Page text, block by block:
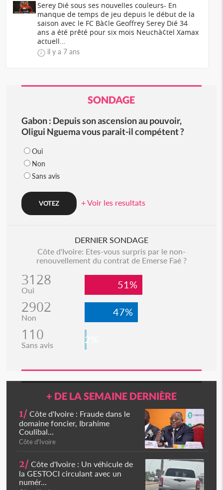
Serey Dié sous ses nouvelles couleurs- En
manque de temps de jeu depuis le début de la
saison avec le FC Bà¢le Geoffrey Serey Dié 34
ans a été prêté pour six mois Neuchà¢tel Xamax
actuell...
il y a 7 ans
SONDAGE
Gabon : Depuis son ascension au pouvoir,
Oligui Nguema vous parait-il compétent ?
Oui
Non
Sans avis
+ Voir les resultats
DERNIER SONDAGE
Côte d'Ivoire: Etes-vous surpris par le non-
renouvellement du contrat de Emerse Faé ?
3128
Oui 51%
2902
Non 47%
110
Sans avis 2%
+ DE LA SEMAINE DERNIÈRE
1/ Côte d'Ivoire : Fraude dans le
domaine foncier, Ibrahime
Coulibal...
Côte d'Ivoire
2/ Côte d'Ivoire : Un véhicule de
la GESTOCI circulant avec un
numér...